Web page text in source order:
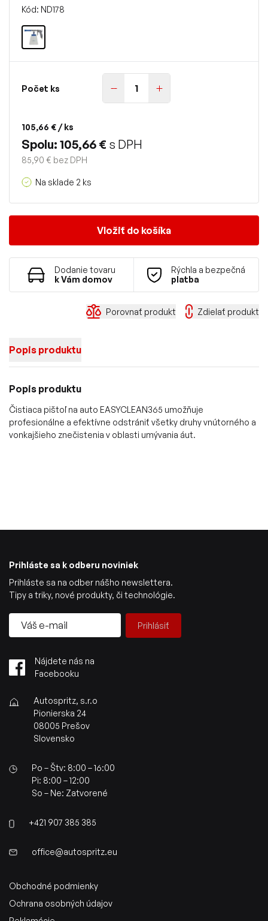
Kód: ND178
Počet ks
105,66 € / ks
Spolu: 105,66 € s DPH
85,90 € bez DPH
Na sklade 2 ks
Vložiť do košíka
Dodanie tovaru
k Vám domov
Rýchla a bezpečná
platba
Porovnať produkt Zdielať produkt
Popis produktu
Popis produktu
Čistiaca pištoľ na auto EASYCLEAN365 umožňuje
profesionálne a efektívne odstrániť všetky druhy vnútorného a
vonkajšieho znečistenia v oblasti umývania áut.
Prihláste sa k odberu noviniek
Prihláste sa na odber nášho newslettera.
Tipy a triky, nové produkty, či technológie.
Prihlásiť
Nájdete nás na
Facebooku
Autospritz, s.r.o
Pionierska 24
08005 Prešov
Slovensko
Po – Štv: 8:00 – 16:00
Pi: 8:00 – 12:00
So – Ne: Zatvorené
+421 907 385 385
office@autospritz.eu
Obchodné podmienky
Ochrana osobných údajov